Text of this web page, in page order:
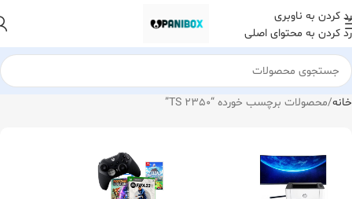
رد کردن به ناوبری
رد کردن به محتوای اصلی
خانه محصولات برچسب خورده “TS 2350”